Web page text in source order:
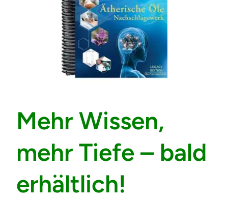
Mehr Wissen,
mehr Tiefe – bald
erhältlich!